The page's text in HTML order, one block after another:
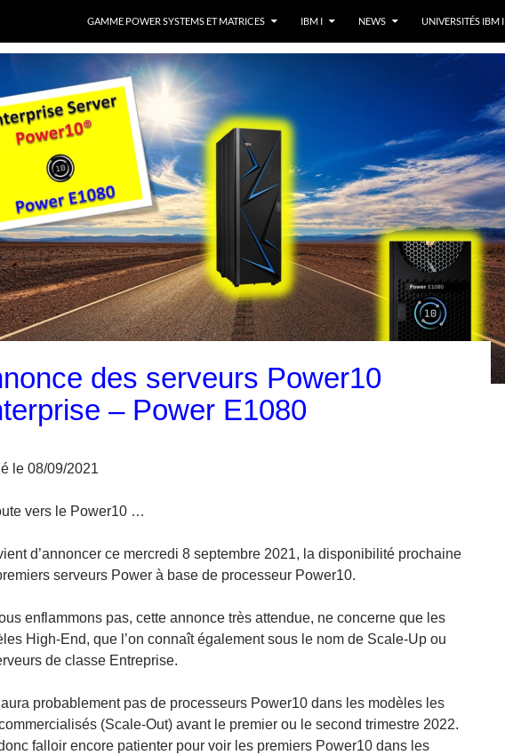
GAMME POWER SYSTEMS ET MATRICES IBM I NEWS UNIVERSITÉS IBM I
des serveurs Power10
– Power E1080
le 08/09/2021
vers le Power10 …
d’annoncer ce mercredi 8 septembre 2021, la disponibilité prochaine
serveurs Power à base de processeur Power10.
enflammons pas, cette annonce très attendue, ne concerne que les
High-End, que l’on connaît également sous le nom de Scale-Up ou
de classe Entreprise.
aura probablement pas de processeurs Power10 dans les modèles les
(Scale-Out) avant le premier ou le second trimestre 2022.
donc falloir encore patienter pour voir les premiers Power10 dans les